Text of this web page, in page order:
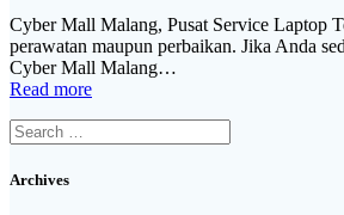
Cyber Mall Malang, Pusat Service Laptop
perawatan maupun perbaikan. Jika Anda
Cyber Mall Malang…
Read more
Search
for:
Archives